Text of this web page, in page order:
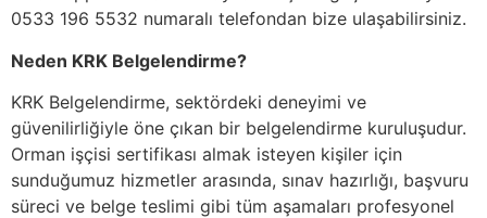
0533 196 5532 numaralı telefondan bize ulaşabilirsiniz.
Neden KRK Belgelendirme?
KRK Belgelendirme, sektördeki deneyimi ve
güvenilirliğiyle öne çıkan bir belgelendirme kuruluşudur.
Orman işçisi sertifikası almak isteyen kişiler için
sunduğumuz hizmetler arasında, sınav hazırlığı, başvuru
süreci ve belge teslimi gibi tüm aşamaları profesyonel